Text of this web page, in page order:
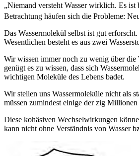
„Niemand versteht Wasser wirklich. Es
Betrachtung häufen sich die Probleme:
Das Wassermolekül selbst ist gut
Wesentlichen besteht es aus zwei
Wir wissen immer noch zu wenig über die
genügt es zu wissen, dass sich
wichtigen Moleküle des Lebens badet.
Wir stellen uns Wassermoleküle nicht als
müssen zumindest einige der zig
Diese kohäsiven Wechselwirkungen
kann nicht ohne Verständnis von Wasser